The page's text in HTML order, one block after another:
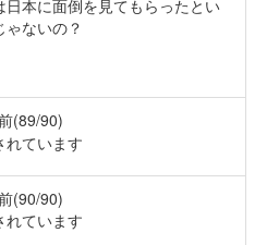
日本に面倒を見てもらったとい
ゃないの？
(89/90)
れています
(90/90)
れています